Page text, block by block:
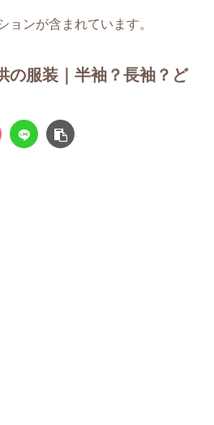
ョンが含まれています。
の服装｜半袖？長袖？ど